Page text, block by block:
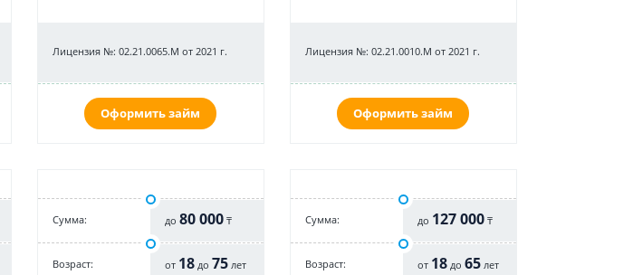
Лицензия №: 02.21.0065.M от 2021 г.
Оформить займ
Лицензия №: 02.21.0010.M от 2021 г.
Оформить займ
Cумма: до80 000 ₸
Возраст: от 18 до 75 лет
Cумма: до 127 000 ₸
Возраст: от 18 до65 лет